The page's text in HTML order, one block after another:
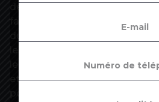
de frein aux emplois aidés (-
faiblement rémunérés. La
les contractuels hors contrats
et échelon donnés, donc hors